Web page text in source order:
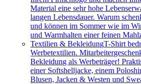
Material eine sehr hohe
langen Lebensdauer. Warum
und können im Sommer wie im
und Warmhalten einer feinen
Textilien & BekleidungT-Shirt
Werbetextilien.
Bekleidung als Werbeträger!
einer Softshelljacke, einem
Blusen, Jacken & Westen und